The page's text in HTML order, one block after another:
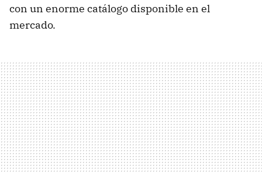
con un enorme catálogo disponible en el
mercado.